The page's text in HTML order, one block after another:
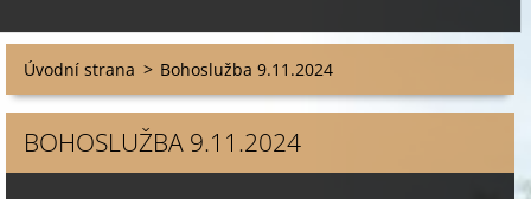
Úvodní strana > Bohoslužba 9.11.2024
BOHOSLUŽBA 9.11.2024